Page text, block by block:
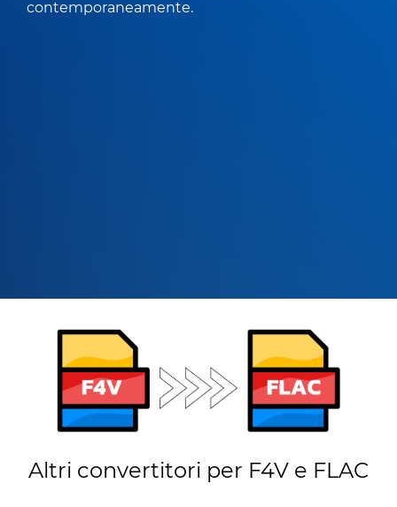
contemporaneamente.
Altri convertitori per F4V e FLAC